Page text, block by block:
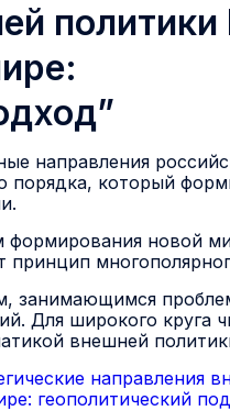
политики
направления
порядка, который
формирования новой
принцип
занимающимся
Для широкого круга
внешней
направления
геополитический